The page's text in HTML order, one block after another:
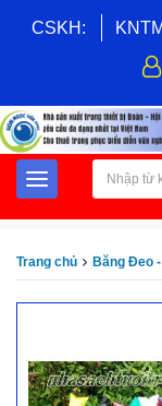
CSKH:
Trang chủ Băng Đeo